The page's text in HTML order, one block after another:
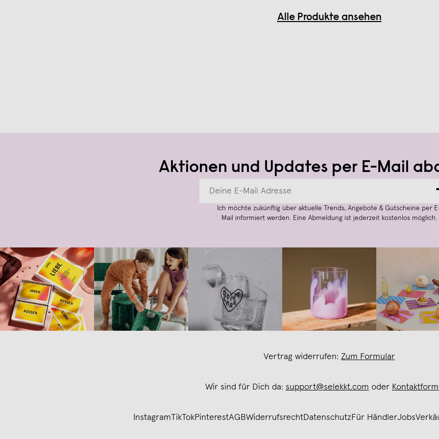
Alle Produkte ansehen
Aktionen und Updates per E-Mail
Ich möchte zukünftig über aktuelle Trends, Angebote & Gutscheine per
Mail informiert werden. Eine Abmeldung ist jederzeit kostenlos möglich.
Vertrag widerrufen: Zum Formular
Wir sind für Dich da: support@selekkt.com oder
InstagramTikTokPinterestAGBWiderrufsrechtDatenschutzFür HändlerJobs